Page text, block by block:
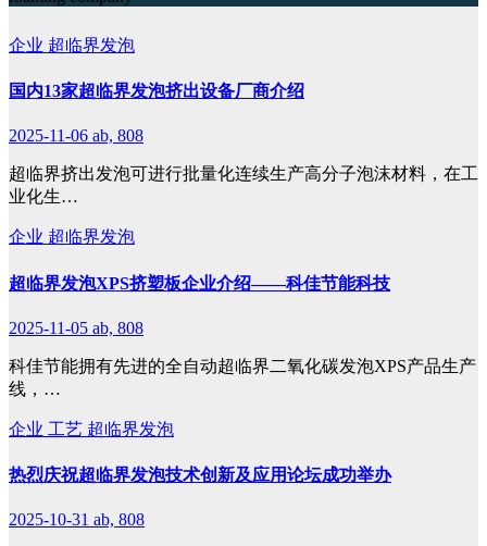
企业 超临界发泡
国内13家超临界发泡挤出设备厂商介绍
2025-11-06 ab, 808
超临界挤出发泡可进行批量化连续生产高分子泡沫材料，在工
业化生…
企业 超临界发泡
超临界发泡XPS挤塑板企业介绍——科佳节能科技
2025-11-05 ab, 808
科佳节能拥有先进的全自动超临界二氧化碳发泡XPS产品生产
线，…
企业 工艺 超临界发泡
热烈庆祝超临界发泡技术创新及应用论坛成功举办
2025-10-31 ab, 808